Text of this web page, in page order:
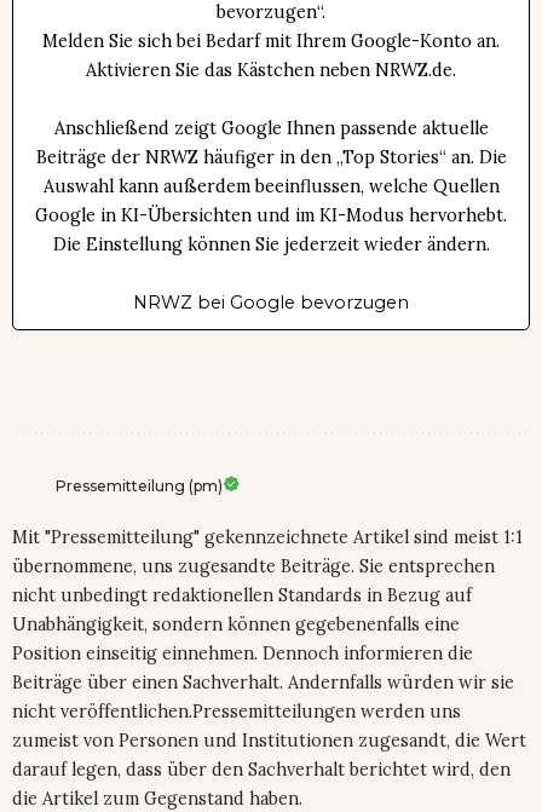
bevorzugen“.
Melden Sie sich bei Bedarf mit Ihrem Google-Konto an.
Aktivieren Sie das Kästchen neben NRWZ.de.
Anschließend zeigt Google Ihnen passende aktuelle
Beiträge der NRWZ häufiger in den „Top Stories“ an. Die
Auswahl kann außerdem beeinflussen, welche Quellen
Google in KI-Übersichten und im KI-Modus hervorhebt.
Die Einstellung können Sie jederzeit wieder ändern.
NRWZ bei Google bevorzugen
Pressemitteilung (pm)
Mit "Pressemitteilung" gekennzeichnete Artikel sind meist 1:1
übernommene, uns zugesandte Beiträge. Sie entsprechen
nicht unbedingt redaktionellen Standards in Bezug auf
Unabhängigkeit, sondern können gegebenenfalls eine
Position einseitig einnehmen. Dennoch informieren die
Beiträge über einen Sachverhalt. Andernfalls würden wir sie
nicht veröffentlichen.Pressemitteilungen werden uns
zumeist von Personen und Institutionen zugesandt, die Wert
darauf legen, dass über den Sachverhalt berichtet wird, den
die Artikel zum Gegenstand haben.